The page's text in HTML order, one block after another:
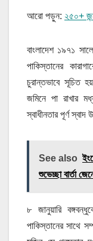
আরো পড়ুন: ২৫০+
বাংলাদেশ ১৯৭১
পাকিস্তানের
চুরান্তভাবে সূচিত
জমিনে পা রাখার
স্বাধীনতার পূর্ণ
See also
শুভেচ্ছা বার্তা
৮ জানুয়ারি
পাকিস্তানের সাথে